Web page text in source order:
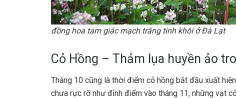
đồng hoa tam giác mạch trắng tinh khôi ở Đà Lạt
Cỏ Hồng – Thảm lụa huyền ảo
Tháng 10 cũng là thời điểm cỏ hồng bắt đầu xuất
chưa rực rỡ như đỉnh điểm vào tháng 11, những vạt